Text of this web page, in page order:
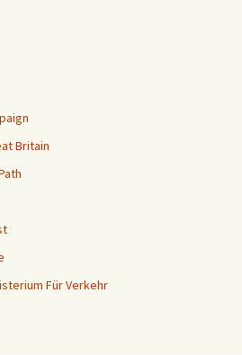
Britain
Für Verkehr